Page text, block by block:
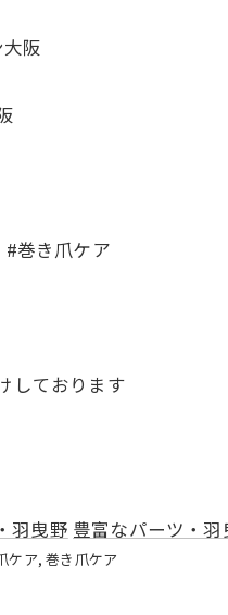
阪
巻き爪ケア
しております
羽曳野 豊富なパーツ・
ケア 巻き爪ケア